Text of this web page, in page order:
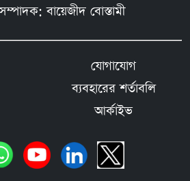
বায়েজীদ বোস্তামী
যোগাযোগ
ব্যবহারের শর্তাবলি
আর্কাইভ